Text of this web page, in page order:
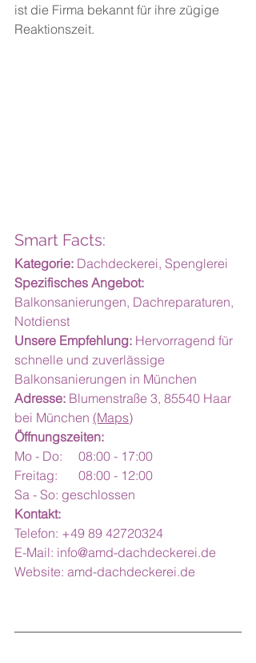
ist die Firma bekannt für ihre zügige
Reaktionszeit.
Smart Facts:
Kategorie: Dachdeckerei, Spenglerei
Spezifisches Angebot:
Balkonsanierungen, Dachreparaturen,
Notdienst
Unsere Empfehlung: Hervorragend für
schnelle und zuverlässige
Balkonsanierungen in München
Adresse: Blumenstraße 3, 85540 Haar
bei München (Maps)
Öffnungszeiten:
Mo - Do:	08:00 - 17:00
Freitag:	08:00 - 12:00
Sa - So: geschlossen
Kontakt:
Telefon: +49 89 42720324
E-Mail: info@amd-dachdeckerei.de
Website: amd-dachdeckerei.de